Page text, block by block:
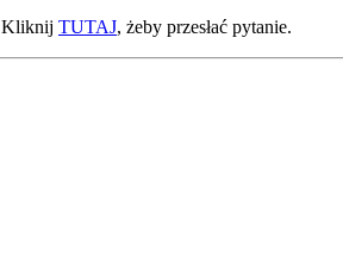
Kliknij TUTAJ, żeby przesłać pytanie.